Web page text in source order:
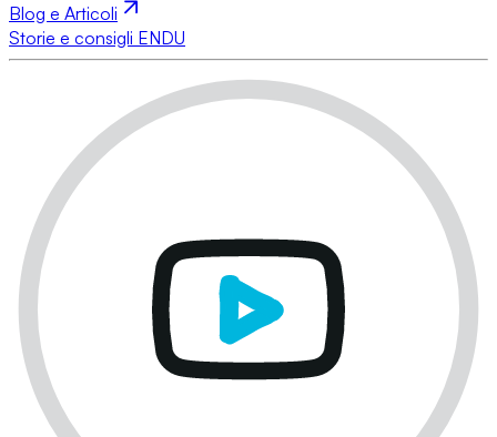
Blog e Articoli
Storie e consigli ENDU